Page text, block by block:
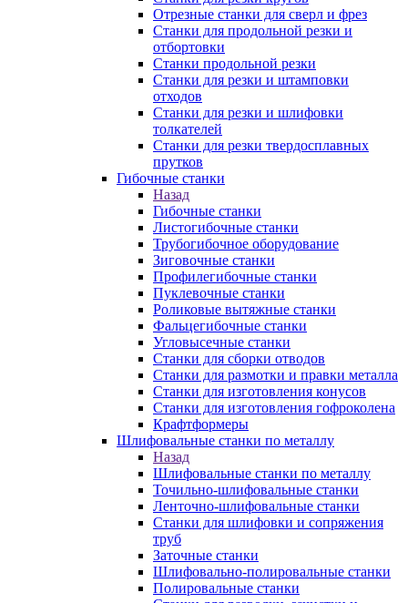
Отрезные станки для сверл и фрез
Станки для продольной резки и
отбортовки
Станки продольной резки
Станки для резки и штамповки
отходов
Станки для резки и шлифовки
толкателей
Станки для резки твердосплавных
прутков
Гибочные станки
Назад
Гибочные станки
Листогибочные станки
Трубогибочное оборудование
Зиговочные станки
Профилегибочные станки
Пуклевочные станки
Роликовые вытяжные станки
Фальцегибочные станки
Угловысечные станки
Станки для сборки отводов
Станки для размотки и правки металла
Станки для изготовления конусов
Станки для изготовления гофроколена
Крафтформеры
Шлифовальные станки по металлу
Назад
Шлифовальные станки по металлу
Точильно-шлифовальные станки
Ленточно-шлифовальные станки
Станки для шлифовки и сопряжения
труб
Заточные станки
Шлифовально-полировальные станки
Полировальные станки